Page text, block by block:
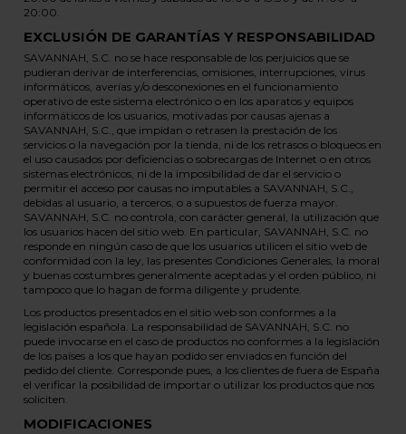
20:00.
EXCLUSIÓN DE GARANTÍAS Y RESPONSABILIDAD
SAVANNAH, S.C. no se hace responsable de los perjuicios que se
pudieran derivar de interferencias, omisiones, interrupciones, virus
informáticos, averías y/o desconexiones en el funcionamiento
operativo de este sistema electrónico o en los aparatos y equipos
informáticos de los usuarios, motivadas por causas ajenas a
SAVANNAH, S.C., que impidan o retrasen la prestación de los
servicios o la navegación por la tienda, ni de los retrasos o bloqueos en
el uso causados por deficiencias o sobrecargas de Internet o en otros
sistemas electrónicos, ni de la imposibilidad de dar el servicio o
permitir el acceso por causas no imputables a SAVANNAH, S.C.,
debidas al usuario, a terceros, o a supuestos de fuerza mayor.
SAVANNAH, S.C. no controla, con carácter general, la utilización que
los usuarios hacen del sitio web. En particular, SAVANNAH, S.C. no
responde en ningún caso de que los usuarios utilicen el sitio web de
conformidad con la ley, las presentes Condiciones Generales, la moral
y buenas costumbres generalmente aceptadas y el orden público, ni
tampoco que lo hagan de forma diligente y prudente.
Los productos presentados en el sitio web son conformes a la
legislación española. La responsabilidad de SAVANNAH, S.C. no
puede invocarse en el caso de productos no conformes a la legislación
de los países a los que hayan podido ser enviados en función del
pedido del cliente. Corresponde pues, a los clientes de fuera de España
el verificar la posibilidad de importar o utilizar los productos que nos
soliciten.
MODIFICACIONES